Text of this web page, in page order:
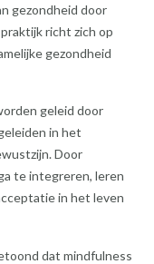
gezondheid door
richt zich op
gezondheid
geleid door
in het
Door
te integreren, leren
in het leven
dat mindfulness